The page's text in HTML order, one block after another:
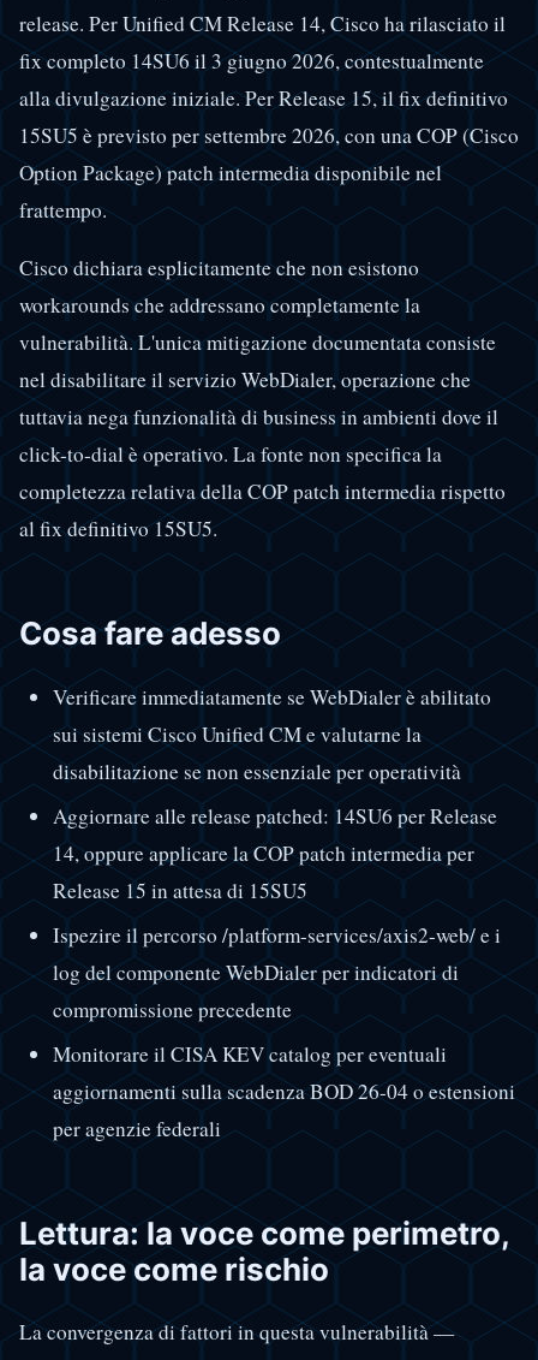
release. Per Unified CM Release 14, Cisco ha rilasciato il
fix completo 14SU6 il 3 giugno 2026, contestualmente
alla divulgazione iniziale. Per Release 15, il fix definitivo
15SU5 è previsto per settembre 2026, con una COP (Cisco
Option Package) patch intermedia disponibile nel
frattempo.
Cisco dichiara esplicitamente che non esistono
workarounds che addressano completamente la
vulnerabilità. L'unica mitigazione documentata consiste
nel disabilitare il servizio WebDialer, operazione che
tuttavia nega funzionalità di business in ambienti dove il
click-to-dial è operativo. La fonte non specifica la
completezza relativa della COP patch intermedia rispetto
al fix definitivo 15SU5.
Cosa fare adesso
Verificare immediatamente se WebDialer è abilitato
sui sistemi Cisco Unified CM e valutarne la
disabilitazione se non essenziale per operatività
Aggiornare alle release patched: 14SU6 per Release
14, oppure applicare la COP patch intermedia per
Release 15 in attesa di 15SU5
Ispezire il percorso /platform-services/axis2-web/ e i
log del componente WebDialer per indicatori di
compromissione precedente
Monitorare il CISA KEV catalog per eventuali
aggiornamenti sulla scadenza BOD 26-04 o estensioni
per agenzie federali
Lettura: la voce come perimetro,
la voce come rischio
La convergenza di fattori in questa vulnerabilità —